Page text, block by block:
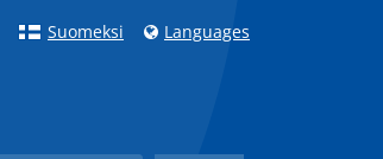
Suomeksi Languages